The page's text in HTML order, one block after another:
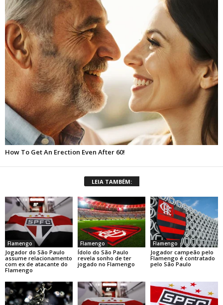
LEIA TAMBÉM:
Flamengo
Jogador do São Paulo
assume relacionamento
com ex de atacante do
Flamengo
Flamengo
Ídolo do São Paulo
revela sonho de ter
jogado no Flamengo
Flamengo
Jogador campeão pelo
Flamengo é contratado
pelo São Paulo